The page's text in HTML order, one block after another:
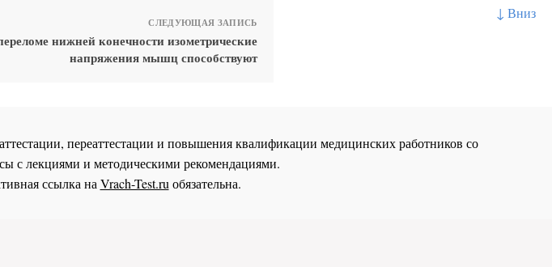
↓ Вниз
СЛЕДУЮЩАЯ ЗАПИСЬ
нижней конечности изометрические
напряжения мышц способствуют
переаттестации и повышения квалификации медицинских работников со
с лекциями и методическими рекомендациями.
ссылка наVrach-Test.ruобязательна.